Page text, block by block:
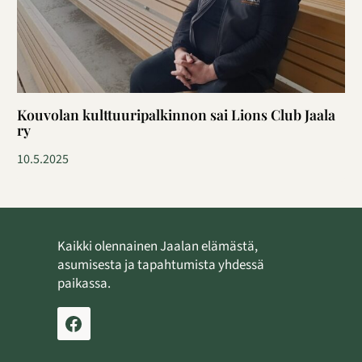
Kouvolan kulttuuripalkinnon sai Lions Club Jaala
ry
10.5.2025
Kaikki olennainen Jaalan elämästä,
asumisesta ja tapahtumista yhdessä
paikassa.